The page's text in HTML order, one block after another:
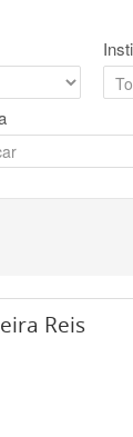
Reis